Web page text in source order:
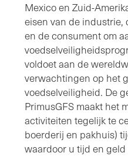
Mexico en Zuid-
eisen van de industrie,
en de consument om
voldoet aan de
verwachtingen op het
voedselveiligheid. De
PrimusGFS maakt het
activiteiten tegelijk te
boerderij en pakhuis)
waardoor u tijd en geld